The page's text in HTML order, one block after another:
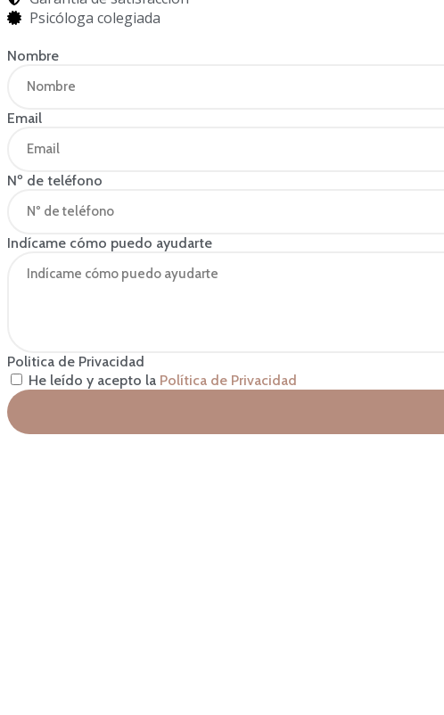
Psicóloga colegiada
Nombre
Email
Nº de teléfono
Indícame cómo puedo ayudarte
Politica de Privacidad
He leído y acepto la Política de Privacidad